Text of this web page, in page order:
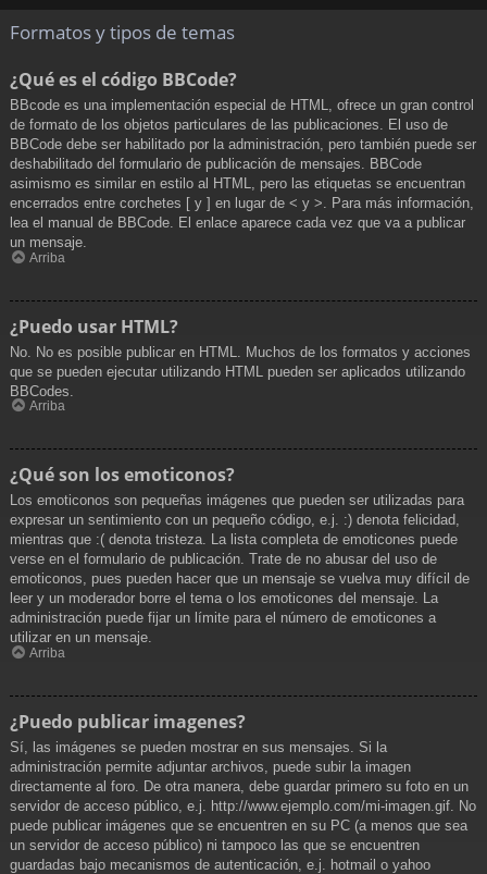
Formatos y tipos de temas
¿Qué es el código BBCode?
BBcode es una implementación especial de HTML, ofrece un gran control
de formato de los objetos particulares de las publicaciones. El uso de
BBCode debe ser habilitado por la administración, pero también puede ser
deshabilitado del formulario de publicación de mensajes. BBCode
asimismo es similar en estilo al HTML, pero las etiquetas se encuentran
encerrados entre corchetes [ y ] en lugar de < y >. Para más información,
lea el manual de BBCode. El enlace aparece cada vez que va a publicar
un mensaje.
Arriba
¿Puedo usar HTML?
No. No es posible publicar en HTML. Muchos de los formatos y acciones
que se pueden ejecutar utilizando HTML pueden ser aplicados utilizando
BBCodes.
Arriba
¿Qué son los emoticonos?
Los emoticonos son pequeñas imágenes que pueden ser utilizadas para
expresar un sentimiento con un pequeño código, e.j. :) denota felicidad,
mientras que :( denota tristeza. La lista completa de emoticones puede
verse en el formulario de publicación. Trate de no abusar del uso de
emoticonos, pues pueden hacer que un mensaje se vuelva muy difícil de
leer y un moderador borre el tema o los emoticones del mensaje. La
administración puede fijar un límite para el número de emoticones a
utilizar en un mensaje.
Arriba
¿Puedo publicar imagenes?
Sí, las imágenes se pueden mostrar en sus mensajes. Si la
administración permite adjuntar archivos, puede subir la imagen
directamente al foro. De otra manera, debe guardar primero su foto en un
servidor de acceso público, e.j. http://www.ejemplo.com/mi-imagen.gif. No
puede publicar imágenes que se encuentren en su PC (a menos que sea
un servidor de acceso público) ni tampoco las que se encuentren
guardadas bajo mecanismos de autenticación, e.j. hotmail o yahoo